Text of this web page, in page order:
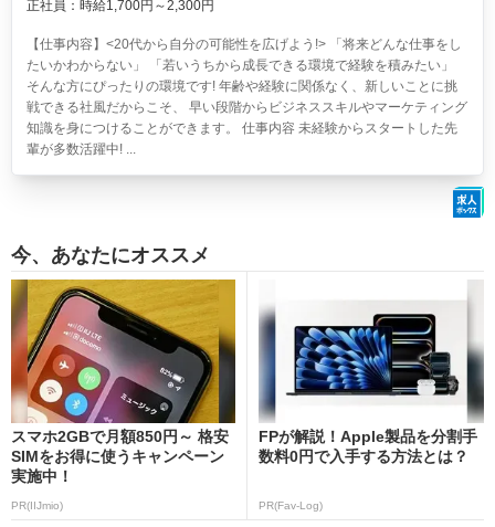
正社員：時給1,700円～2,300円
【仕事内容】<20代から自分の可能性を広げよう!> 「将来どんな仕事をし
たいかわからない」 「若いうちから成長できる環境で経験を積みたい」
そんな方にぴったりの環境です! 年齢や経験に関係なく、新しいことに挑
戦できる社風だからこそ、 早い段階からビジネススキルやマーケティング
知識を身につけることができます。 仕事内容 未経験からスタートした先
輩が多数活躍中! ...
今、あなたにオススメ
スマホ2GBで月額850円～ 格安
SIMをお得に使うキャンペーン
実施中！
PR(IIJmio)
FPが解説！Apple製品を分割手
数料0円で入手する方法とは？
PR(Fav-Log)